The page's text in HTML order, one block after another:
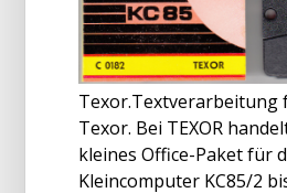
Texor.Textverarbeitung
Texor. Bei TEXOR
kleines Office-Paket für
Kleincomputer KC85/2